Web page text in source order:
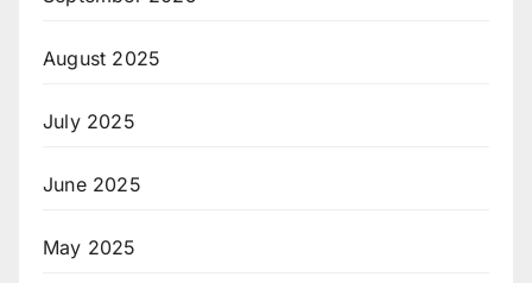
August 2025
July 2025
June 2025
May 2025